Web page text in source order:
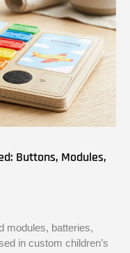
Buttons, Modules,
modules, batteries,
in custom children’s